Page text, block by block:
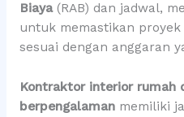
Biaya(RAB) dan jadwal,
untuk memastikan
sesuai dengan anggaran
Kontraktor interior rumah
berpengalamanmemiliki